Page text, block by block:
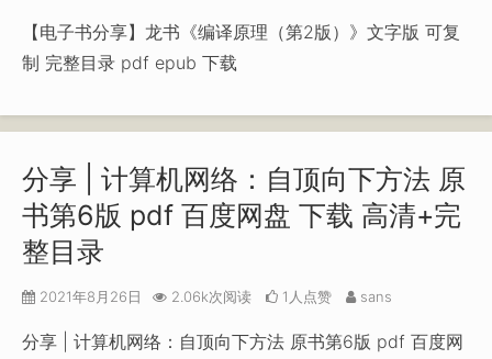
【电子书分享】龙书《编译原理（第2版）》文字版 可复
制 完整目录 pdf epub 下载
分享 | 计算机网络：自顶向下方法 原
书第6版 pdf 百度网盘 下载 高清+完
整目录
2021年8月26日 2.06k次阅读 1人点赞 sans
分享 | 计算机网络：自顶向下方法 原书第6版 pdf 百度网